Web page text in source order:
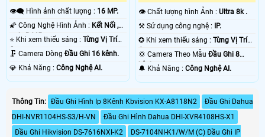
👁️‍🗨 Hình ảnh chất lượng : 16 MP.
🌠 Công Nghệ Hình Ảnh : Kết Nối ,
web, RJ45.
⭐ Khi xem thiếu sáng : Từng Vị Trí
Camera .
🗜️ Camera Dòng Đầu Ghi 16 kênh.
️💎 Khả Năng : Công Nghệ AI.
👁 Chất lượng hình Ảnh :Ultra 8k .
⚒ Sử dụng công nghệ : IP.
✪ Khi xem thiếu sáng :Từng Vị Trí
Camera .
💢 Camera Theo MẫuĐầu Ghi 8
kênh.
️🔔 Khả Năng :Công Nghệ AI.
Thông Tin: Đầu Ghi Hình Ip 8Kênh Kbvision KX-A8118N2
Đầu Ghi Dahua
DHI-NVR1104HS-S3/H-VN
Đầu Ghi Hình Dahua DHI-XVR4108HS-X1
Đầu Ghi Hikvision DS-7616NXI-K2
DS-7104NI-K1/W/M (C) Đầu Ghi IP